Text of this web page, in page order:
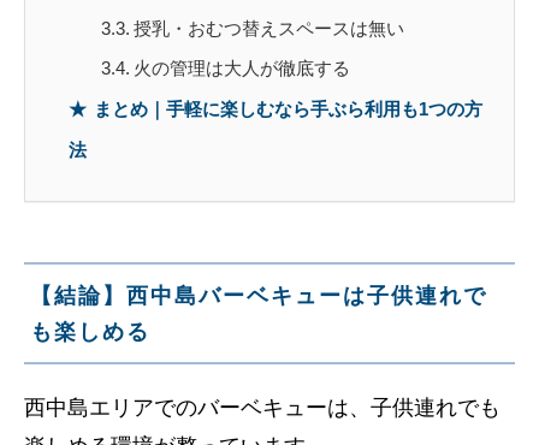
授乳・おむつ替えスペースは無い
火の管理は大人が徹底する
まとめ｜手軽に楽しむなら手ぶら利用も1つの方
法
【結論】西中島バーベキューは子供連れで
も楽しめる
西中島エリアでのバーベキューは、子供連れでも